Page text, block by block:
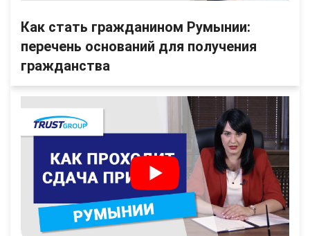
Как стать гражданином Румынии:
перечень оснований для получения
гражданства